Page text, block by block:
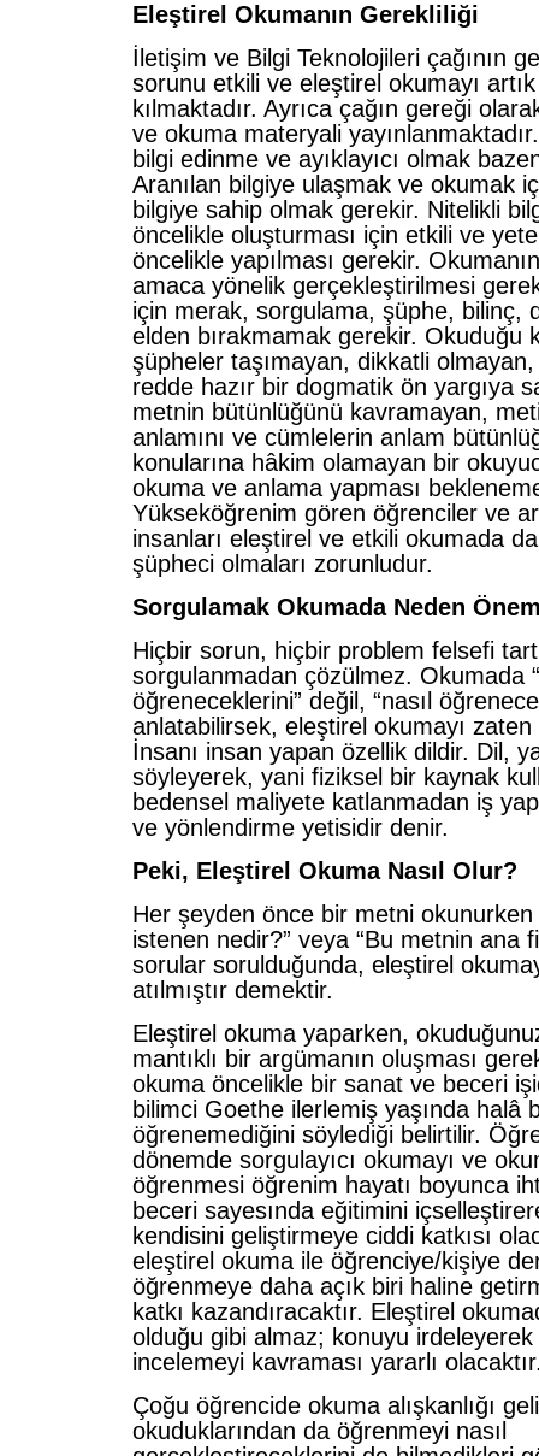
Eleştirel Okumanın Gerekliliği
İletişim ve Bilgi Teknolojileri çağının
sorunu etkili ve eleştirel okumayı
kılmaktadır. Ayrıca çağın gereği
ve okuma materyali
bilgi edinme ve ayıklayıcı olmak
Aranılan bilgiye ulaşmak ve okumak
bilgiye sahip olmak gerekir. Nitelikli
öncelikle oluşturması için etkili ve
öncelikle yapılması gerekir.
amaca yönelik gerçekleştirilmesi
için merak, sorgulama, şüphe, bilinç,
elden bırakmamak gerekir. Okuduğu
şüpheler taşımayan, dikkatli
redde hazır bir dogmatik ön yargıya
metnin bütünlüğünü kavramayan,
anlamını ve cümlelerin anlam
konularına hâkim olamayan bir
okuma ve anlama yapması
Yükseköğrenim gören öğrenciler ve
insanları eleştirel ve etkili okumada
şüpheci olmaları zorunludur.
Sorgulamak Okumada Neden
Hiçbir sorun, hiçbir problem felsefi
sorgulanmadan çözülmez. Okumada
öğreneceklerini” değil, “nasıl
anlatabilirsek, eleştirel okumayı zaten
İnsanı insan yapan özellik dildir. Dil,
söyleyerek, yani fiziksel bir kaynak
bedensel maliyete katlanmadan iş
ve yönlendirme yetisidir denir.
Peki, Eleştirel Okuma Nasıl Olur?
Her şeyden önce bir metni okunurken
istenen nedir?” veya “Bu metnin ana
sorular sorulduğunda, eleştirel
atılmıştır demektir.
Eleştirel okuma yaparken,
mantıklı bir argümanın oluşması
okuma öncelikle bir sanat ve beceri
bilimci Goethe ilerlemiş yaşında halâ
öğrenemediğini söylediği belirtilir.
dönemde sorgulayıcı okumayı ve
öğrenmesi öğrenim hayatı boyunca
beceri sayesında eğitimini
kendisini geliştirmeye ciddi katkısı
eleştirel okuma ile öğrenciye/kişiye
öğrenmeye daha açık biri haline
katkı kazandıracaktır. Eleştirel
olduğu gibi almaz; konuyu
incelemeyi kavraması yararlı
Çoğu öğrencide okuma alışkanlığı
okuduklarından da öğrenmeyi nasıl